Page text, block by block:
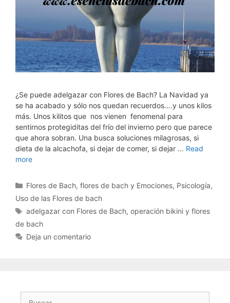
¿Se puede adelgazar con Flores de Bach? La Navidad ya
se ha acabado y sólo nos quedan recuerdos….y unos kilos
más. Unos kilitos que nos vienen fenomenal para
sentirnos protegiditas del frío del invierno pero que parece
que ahora sobran. Una busca soluciones milagrosas, si
dieta de la alcachofa, si dejar de comer, si dejar … Read
more
Categorías
Flores de Bach,flores de bach y Emociones, Psicología,
Uso de las Flores de bach
Etiquetas
adelgazar con Flores de Bach,operación bikini y flores
de bach
Deja un comentario
Buscar: